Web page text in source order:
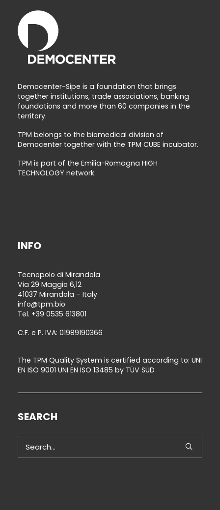
Democenter-Sipe is a foundation that brings
together institutions, trade associations, banking
foundations and more than 60 companies in the
territory.
TPM belongs to the biomedical division of
Democenter together with the TPM CUBE incubator.
TPM is part of the Emilia-Romagna HIGH
TECHNOLOGY network.
INFO
Tecnopolo di Mirandola
Via 29 Maggio 6,12
41037 Mirandola – Italy
info@tpm.bio
Tel. +39 0535 613801
C.F. e P. IVA: 01989190366
The TPM Quality System is certified according to: UNI
EN ISO 9001 UNI EN ISO 13485 by TÜV SÜD
SEARCH